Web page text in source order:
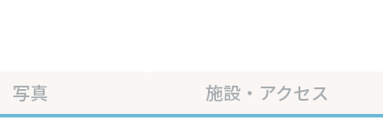
写真 施設・アクセス